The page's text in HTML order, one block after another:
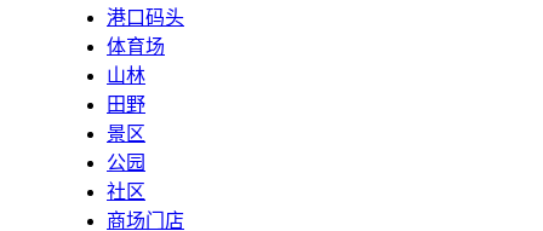
港口码头
体育场
山林
田野
景区
公园
社区
商场门店